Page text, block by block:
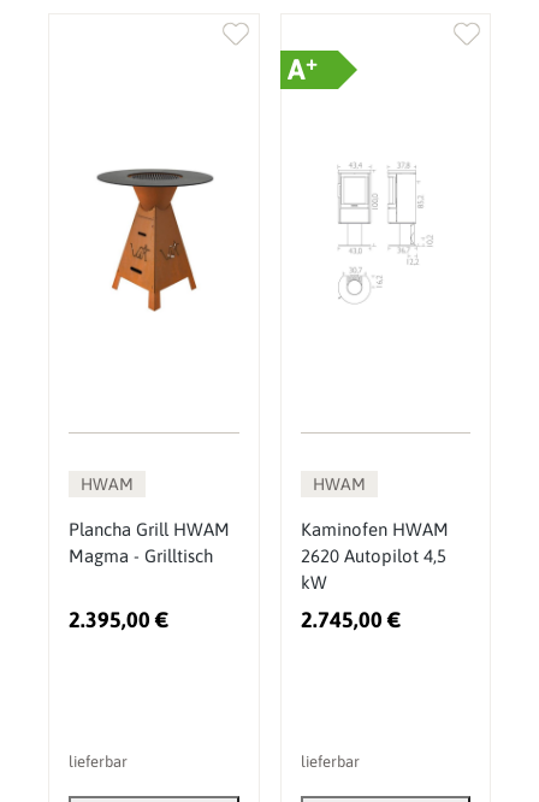
HWAM
Plancha Grill HWAM
Magma - Grilltisch
2.395,00 €
lieferbar
A+
HWAM
Kaminofen HWAM
2620 Autopilot 4,5
kW
2.745,00 €
lieferbar